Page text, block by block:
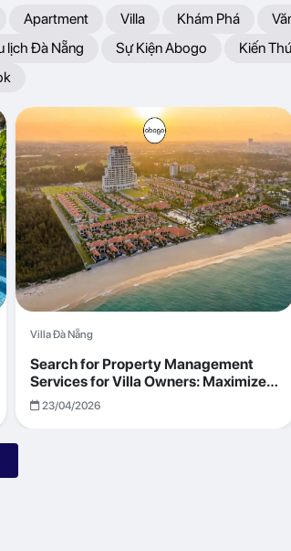
Apartment Villa Khám Phá
lịch Đà Nẵng Sự Kiện Abogo
Kiến
Villa Đà Nẵng
Search for Property Management
Services for Villa Owners: Maximize
Returns with Abogo in Da Nang
23/04/2026